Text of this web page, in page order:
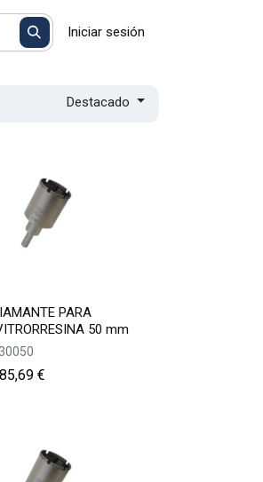
Iniciar sesión
Destacado
PARA
50 mm
€